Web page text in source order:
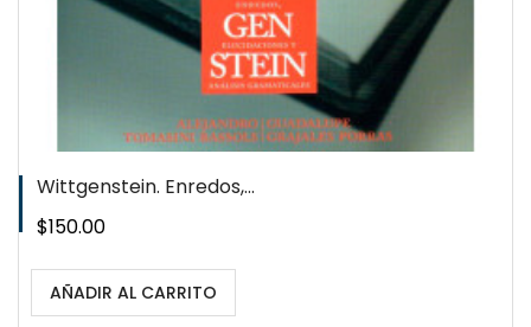
Wittgenstein. Enredos,...
Precio
$150.00
AÑADIR AL CARRITO